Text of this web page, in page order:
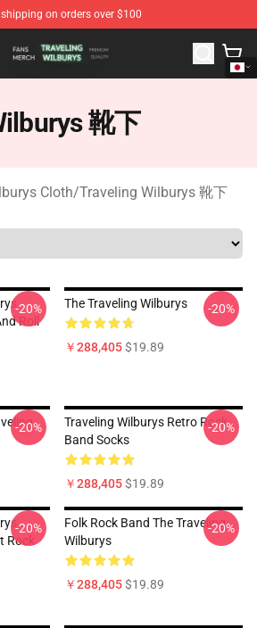
shipping on orders over $100
Shop - Official Traveling Wilburys
靴下
Cloth/Traveling Wilburys 靴下
Roll
-20% The Traveling Wilburys
￥288,405$19.89
-20%
-20%
Traveling Wilburys Retro Rock
Band Socks
￥288,405$19.89
-20%
-20%
Folk Rock Band The Traveling
Wilburys
￥288,405$19.89
-20%